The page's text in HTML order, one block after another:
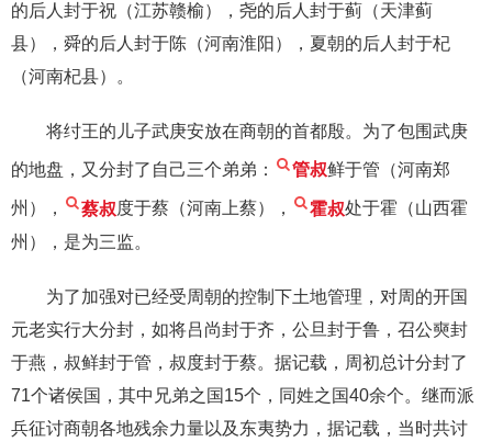
的后人封于祝（江苏赣榆），尧的后人封于蓟（天津蓟
县），舜的后人封于陈（河南淮阳），夏朝的后人封于杞
（河南杞县）。
将纣王的儿子武庚安放在商朝的首都殷。为了包围武庚
的地盘，又分封了自己三个弟弟： 管叔鲜于管（河南郑
州）， 蔡叔度于蔡（河南上蔡）， 霍叔处于霍（山西霍
州），是为三监。
为了加强对已经受周朝的控制下土地管理，对周的开国
元老实行大分封，如将吕尚封于齐，公旦封于鲁，召公奭封
于燕，叔鲜封于管，叔度封于蔡。据记载，周初总计分封了
71个诸侯国，其中兄弟之国15个，同姓之国40余个。继而派
兵征讨商朝各地残余力量以及东夷势力，据记载，当时共讨